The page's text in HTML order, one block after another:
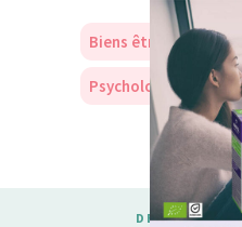
Biens être Soins
Psychologie
DESIGNED &